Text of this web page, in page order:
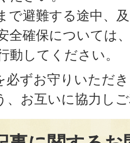
で避難する途中、
全確保については
動してください。
必ずお守りいただ
、お互いに協力し